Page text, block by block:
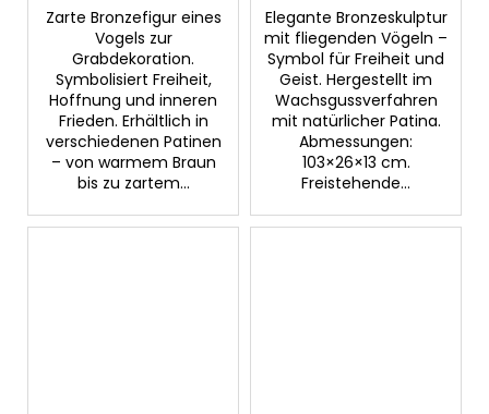
Zarte Bronzefigur eines
Vogels zur
Grabdekoration.
Symbolisiert Freiheit,
Hoffnung und inneren
Frieden. Erhältlich in
verschiedenen Patinen
– von warmem Braun
bis zu zartem...
Elegante Bronzeskulptur
mit fliegenden Vögeln –
Symbol für Freiheit und
Geist. Hergestellt im
Wachsgussverfahren
mit natürlicher Patina.
Abmessungen:
103×26×13 cm.
Freistehende...